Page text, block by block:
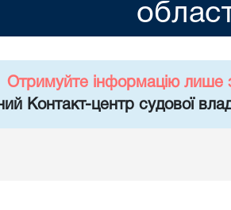
Отримуйте інформацію лише
Контакт-центр судової